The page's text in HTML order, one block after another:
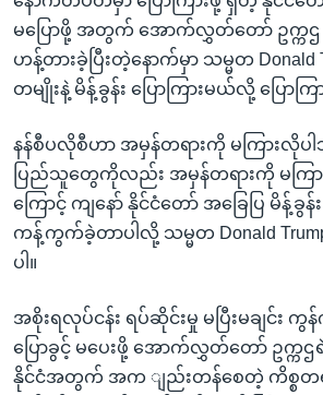
ရှာဖွေ
ရန်
နေရာ
ကျော်
ရန်
ဘာသာစကားများ
မပြောဖို့ အတွက် အောက်လွှတ်တော် ဥက္က
ဟန့်တားခဲ့ပြီးတဲ့နောက်မှာ သမ္မတ Donald
တမျိုးနဲ့ မိန့်ခွန်း ပြောကြားမယ်လို့ ပြော
နန်စီပလိုစီဟာ အမှန်တရားကို မကြားလိုပ
ပြည်သူတွေကိုလည်း အမှန်တရားကို မကြားစ
ကြောင့် ကျနော် နိုင်ငံတော် အခြေပြ မိန့်
ကန့်ကွက်ခဲ့တာပါလို့ သမ္မတ Donald
ပါ။
အစိုးရလုပ်ငန်း ရပ်ဆိုင်းမှု မပြီးမချင်း ကွ
ပြောခွင့် မပေးဖို့ အောက်လွှတ်တော် ဥက္က
နိုင်ငံအတွက် အက ျည်းတန်စေတဲ့ ကိစ္စတရပ်